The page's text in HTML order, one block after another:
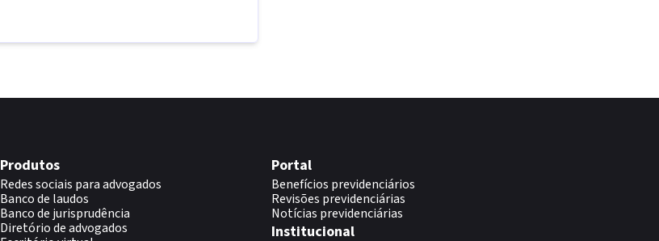
Produtos
Redes sociais para advogados
Banco de laudos
Banco de jurisprudência
Diretório de advogados
Portal
Benefícios previdenciários
Revisões previdenciárias
Notícias previdenciárias
Institucional